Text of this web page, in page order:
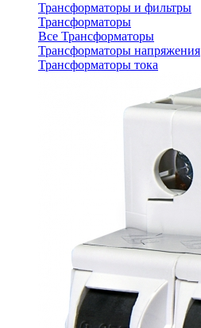
Трансформаторы и фильтры
Трансформаторы
Все Трансформаторы
Трансформаторы напряжения
Трансформаторы тока